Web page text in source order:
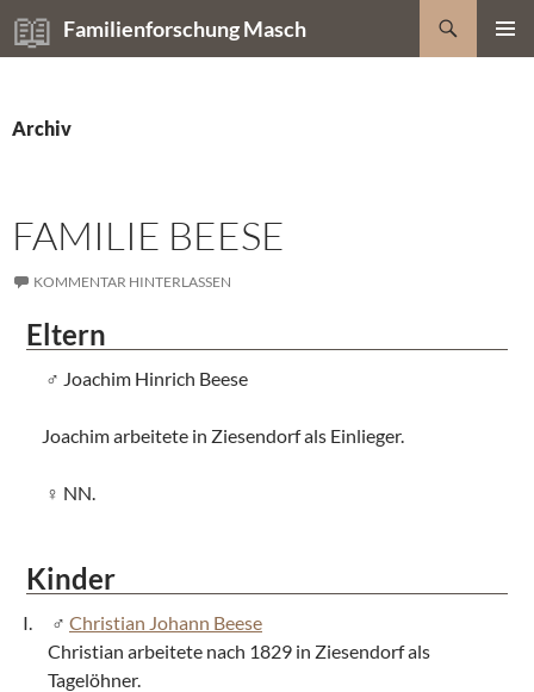
Zum
Inhalt
Familienforschung Masch
Suchen
Archiv
FAMILIE BEESE
KOMMENTAR HINTERLASSEN
Eltern
Joachim Hinrich Beese
Joachim arbeitete in Ziesendorf als Einlieger.
NN.
Kinder
Christian Johann Beese
Christian arbeitete nach 1829 in Ziesendorf als
Tagelöhner.